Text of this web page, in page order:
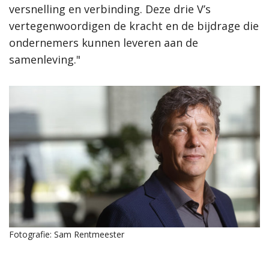
versnelling en verbinding. Deze drie V’s
vertegenwoordigen de kracht en de bijdrage die
ondernemers kunnen leveren aan de
samenleving."
Fotografie: Sam Rentmeester